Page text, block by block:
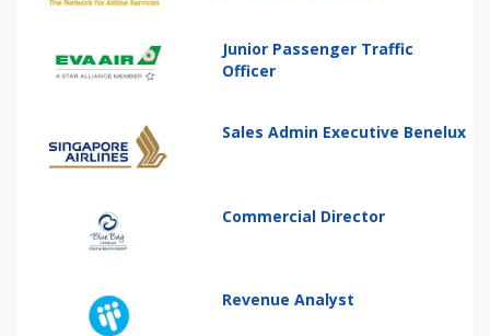
Junior Passenger Traffic
Officer
Sales Admin Executive Benelux
Commercial Director
Revenue Analyst